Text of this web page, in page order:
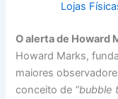
Lojas
O alerta de Howard
Howard Marks,
maiores
conceito de “bubble